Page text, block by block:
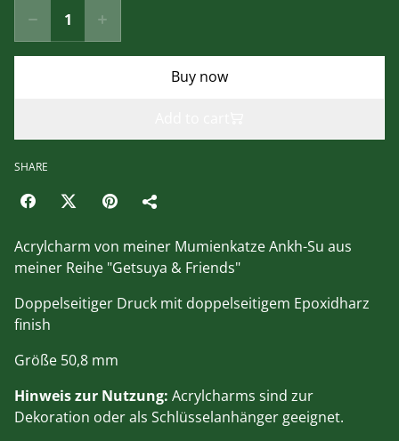
Buy now
SHARE
Acrylcharm von meiner Mumienkatze Ankh-Su aus
meiner Reihe "Getsuya & Friends"
Doppelseitiger Druck mit doppelseitigem Epoxidharz
finish
Größe 50,8 mm
Hinweis zur Nutzung: Acrylcharms sind zur
Dekoration oder als Schlüsselanhänger geeignet.